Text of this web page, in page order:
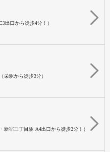
出口から徒歩4分！）
（栄駅から徒歩3分）
新宿三丁目駅 A4出口から徒歩2分！）